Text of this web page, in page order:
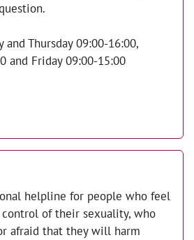
and Thursday 09:00-16:00,
and Friday 09:00-15:00
helpline for people who feel
of their sexuality, who
afraid that they will harm